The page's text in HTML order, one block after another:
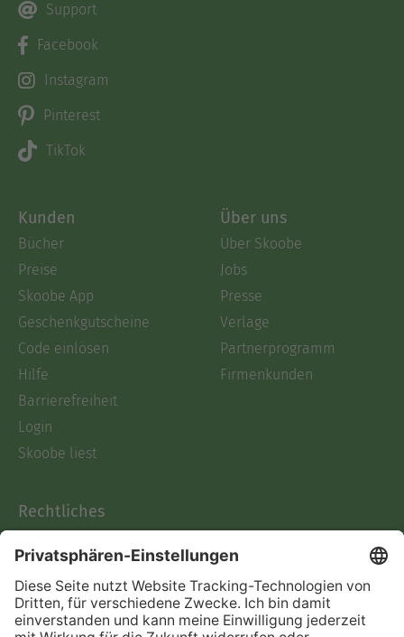
Support
Facebook
Instagram
Pinterest
TikTok
Kunden
Bücher
Preise
Skoobe App
Geschenkgutscheine
Code einlösen
Hilfe
Barrierefreiheit
Login
Skoobe liest
Über uns
Über Skoobe
Jobs
Presse
Verlage
Partnerprogramm
Firmenkunden
Rechtliches
AGB
Informationen nach Data
Act